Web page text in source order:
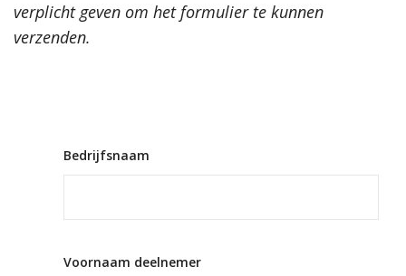
verplicht geven om het formulier te kunnen
verzenden.
Bedrijfsnaam
Voornaam deelnemer